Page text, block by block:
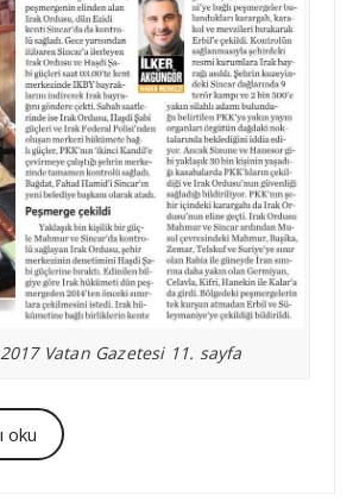
Vatan Gazetesi 11. sayfa
oku